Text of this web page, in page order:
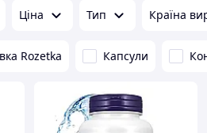
Ціна Тип Країна
Rozetka Капсули